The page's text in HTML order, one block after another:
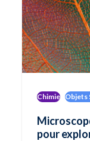
Chimie Objets
pour